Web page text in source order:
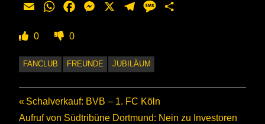
Email WhatsAppFacebookMessengerTelegramMessage
0 0
FANCLUB FREUNDE JUBILÄUM
Beitragsnavigation
Vorheriger
Beitrag:
Schalverkauf: BVB – 1. FC Köln
Nächster
Aufruf von Südtribüne Dortmund: Nein zu Investoren